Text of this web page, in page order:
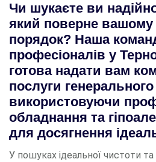
Чи шукаєте ви
який поверне вашому
порядок? Наша
професіоналів у
готова надати вам
послуги
використовуючи
обладнання та
для досягнення
У пошуках ідеальної чистоти